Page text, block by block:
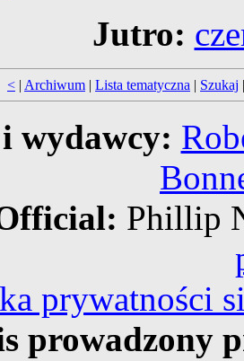
Jutro:
< | Archiwum | Lista tematyczna | Szukaj
wydawcy:
Phillip
prywatności
prowadzony